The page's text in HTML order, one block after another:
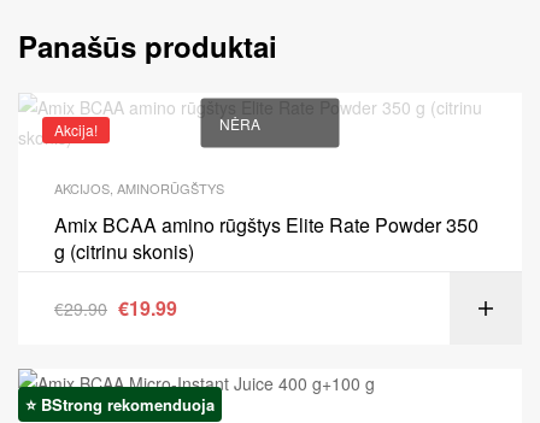
Panašūs produktai
Akcija! NĖRA
AKCIJOS, AMINORŪGŠTYS
Amix BCAA amino rūgštys Elite Rate Powder 350
g (citrinu skonis)
€29.90 €19.99
⭐ BStrong rekomenduoja
Akcija!